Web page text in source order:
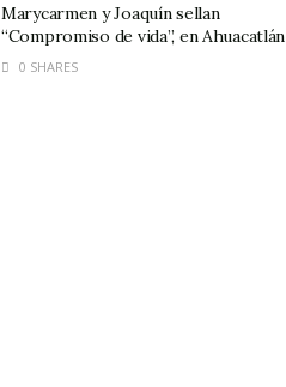
Marycarmen y Joaquín sellan
“Compromiso de vida”, en Ahuacatlán
0 SHARES